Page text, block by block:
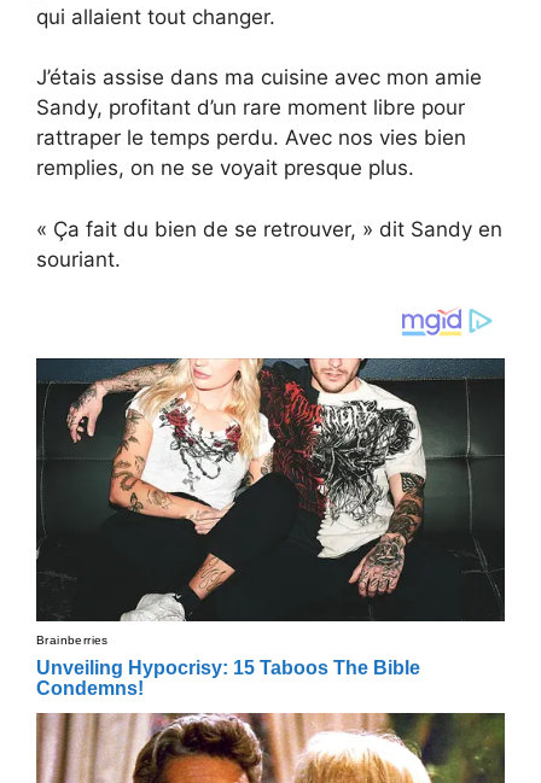
qui allaient tout changer.
J’étais assise dans ma cuisine avec mon amie
Sandy, profitant d’un rare moment libre pour
rattraper le temps perdu. Avec nos vies bien
remplies, on ne se voyait presque plus.
« Ça fait du bien de se retrouver, » dit Sandy en
souriant.